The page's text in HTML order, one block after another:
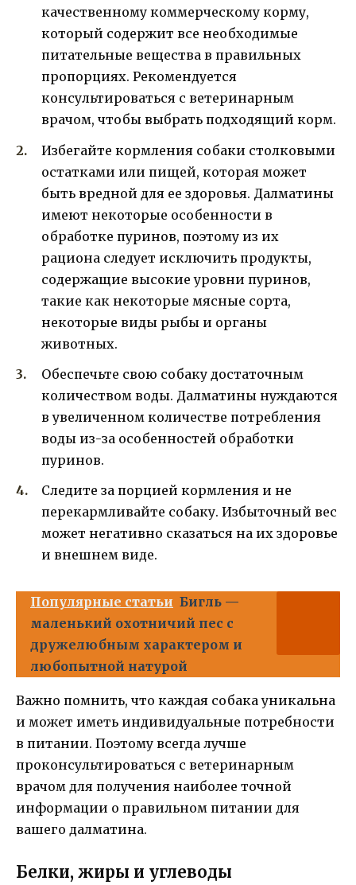
качественному коммерческому корму,
который содержит все необходимые
питательные вещества в правильных
пропорциях. Рекомендуется
консультироваться с ветеринарным
врачом, чтобы выбрать подходящий корм.
Избегайте кормления собаки столковыми
остатками или пищей, которая может
быть вредной для ее здоровья. Далматины
имеют некоторые особенности в
обработке пуринов, поэтому из их
рациона следует исключить продукты,
содержащие высокие уровни пуринов,
такие как некоторые мясные сорта,
некоторые виды рыбы и органы
животных.
Обеспечьте свою собаку достаточным
количеством воды. Далматины нуждаются
в увеличенном количестве потребления
воды из-за особенностей обработки
пуринов.
Следите за порцией кормления и не
перекармливайте собаку. Избыточный вес
может негативно сказаться на их здоровье
и внешнем виде.
Популярные статьи Бигль —
маленький охотничий пес с
дружелюбным характером и
любопытной натурой
Важно помнить, что каждая собака уникальна
и может иметь индивидуальные потребности
в питании. Поэтому всегда лучше
проконсультироваться с ветеринарным
врачом для получения наиболее точной
информации о правильном питании для
вашего далматина.
Белки, жиры и углеводы